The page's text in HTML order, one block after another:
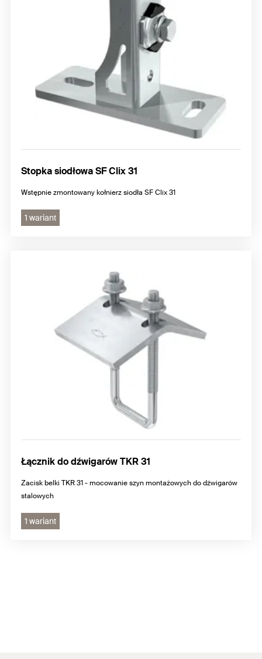
Stopka siodłowa SF Clix 31
Wstępnie zmontowany kołnierz siodła SF Clix 31
1 wariant
Łącznik do dźwigarów TKR 31
Zacisk belki TKR 31 - mocowanie szyn montażowych do dźwigarów
stalowych
1 wariant